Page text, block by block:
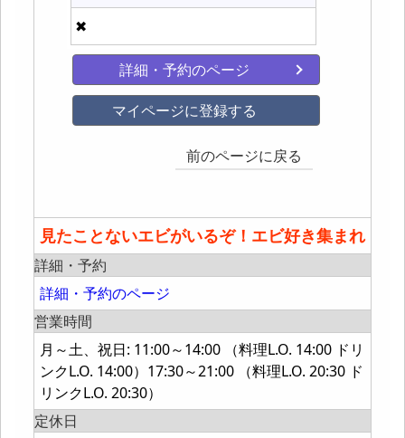
✖
詳細・予約のページ
マイページに登録する
前のページに戻る
見たことないエビがいるぞ！エビ好き集まれ
詳細・予約
詳細・予約のページ
営業時間
月～土、祝日: 11:00～14:00 （料理L.O. 14:00 ドリ
ンクL.O. 14:00）17:30～21:00 （料理L.O. 20:30 ド
リンクL.O. 20:30）
定休日